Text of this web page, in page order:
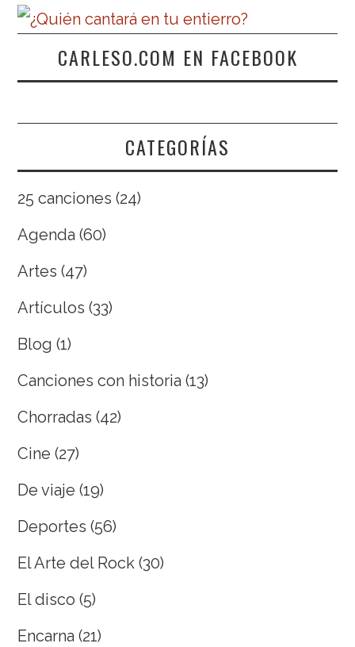
CARLESO.COM EN FACEBOOK
CATEGORÍAS
25 canciones (24)
Agenda (60)
Artes (47)
Artículos (33)
Blog (1)
Canciones con historia (13)
Chorradas (42)
Cine (27)
De viaje (19)
Deportes (56)
El Arte del Rock (30)
El disco (5)
Encarna (21)